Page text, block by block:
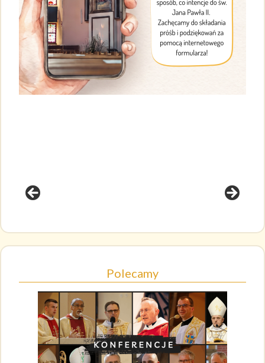
Polecamy